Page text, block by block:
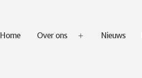
Home Over ons
Open
Nieuws